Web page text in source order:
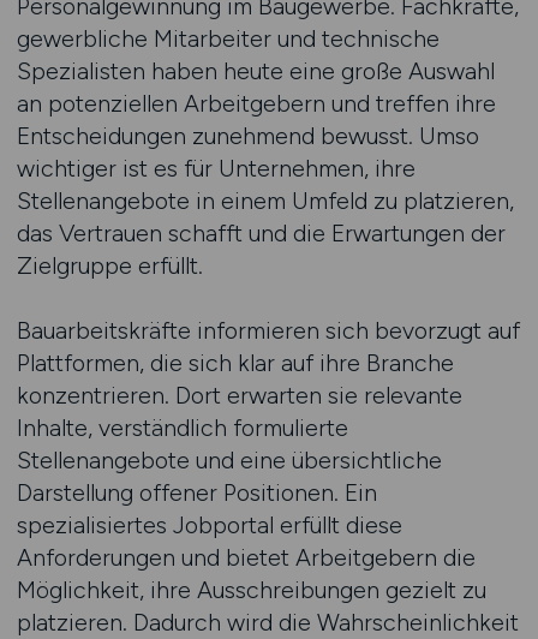
Personalgewinnung im Baugewerbe. Fachkräfte,
gewerbliche Mitarbeiter und technische
Spezialisten haben heute eine große Auswahl
an potenziellen Arbeitgebern und treffen ihre
Entscheidungen zunehmend bewusst. Umso
wichtiger ist es für Unternehmen, ihre
Stellenangebote in einem Umfeld zu platzieren,
das Vertrauen schafft und die Erwartungen der
Zielgruppe erfüllt.
Bauarbeitskräfte informieren sich bevorzugt auf
Plattformen, die sich klar auf ihre Branche
konzentrieren. Dort erwarten sie relevante
Inhalte, verständlich formulierte
Stellenangebote und eine übersichtliche
Darstellung offener Positionen. Ein
spezialisiertes Jobportal erfüllt diese
Anforderungen und bietet Arbeitgebern die
Möglichkeit, ihre Ausschreibungen gezielt zu
platzieren. Dadurch wird die Wahrscheinlichkeit